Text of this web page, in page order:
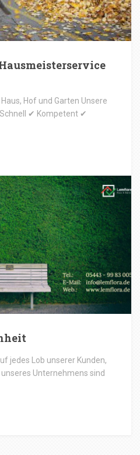
Hof und Garten Unsere
✔ Kompetent ✔
jedes Lob unserer Kunden,
Unternehmens sind